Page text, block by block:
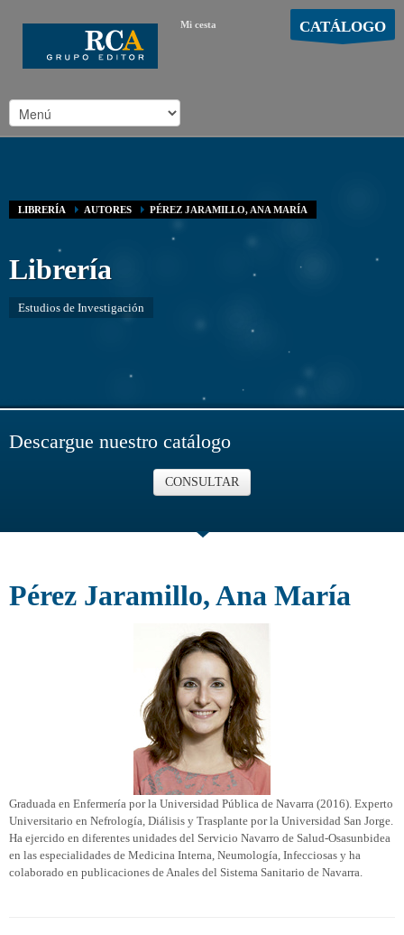
Mi cesta CATÁLOGO
LIBRERÍA AUTORES PÉREZ JARAMILLO, ANA MARÍA
Librería
Estudios de Investigación
Descargue nuestro catálogo
CONSULTAR
Pérez Jaramillo, Ana María
Graduada en Enfermería por la Universidad Pública de Navarra (2016). Experto
Universitario en Nefrología, Diálisis y Trasplante por la Universidad San Jorge.
Ha ejercido en diferentes unidades del Servicio Navarro de Salud-Osasunbidea
en las especialidades de Medicina Interna, Neumología, Infecciosas y ha
colaborado en publicaciones de Anales del Sistema Sanitario de Navarra.